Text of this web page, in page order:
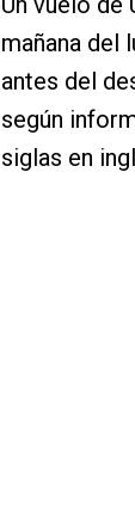
mañana del
antes del
según
siglas en